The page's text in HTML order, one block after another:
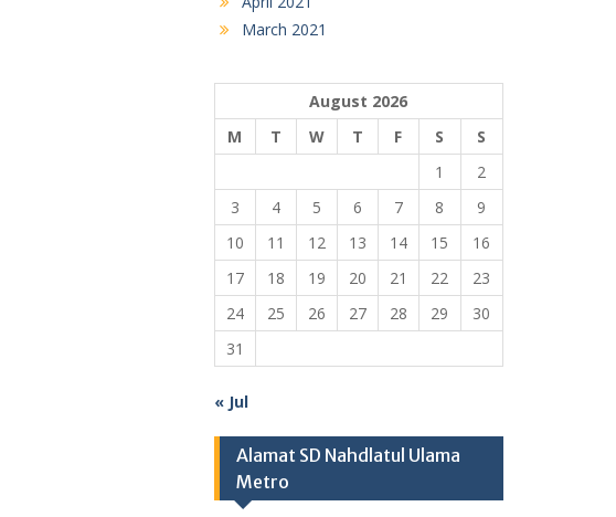
March 2021
August 2026
M
T W T F S
S
1
2
3
4 5 6 7 8
9
10
11 12 13 14 15
16
17
18 19 20 21 22
23
24
25 26 27 28 29
30
31
« Jul
Alamat SD Nahdlatul Ulama
Metro